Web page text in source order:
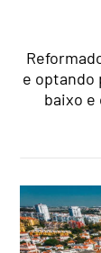
e optando
baixo e